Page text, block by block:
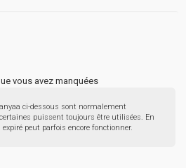
vous avez manquées
ci-dessous sont normalement
puissent toujours être utilisées. En
peut parfois encore fonctionner.